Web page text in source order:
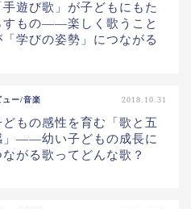
手遊び歌」が子どもにもた
すもの――楽しく歌うこと
「学びの姿勢」につながる
ュー/音楽 2018.10.31
どもの感性を育む「歌と五
」――幼い子どもの成長に
ながる歌ってどんな歌？